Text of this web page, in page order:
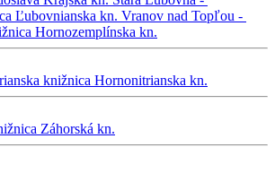
Ľubovnianska kn. Vranov nad Topľou -
Hornozemplínska kn.
knižnica Hornonitrianska kn.
Záhorská kn.